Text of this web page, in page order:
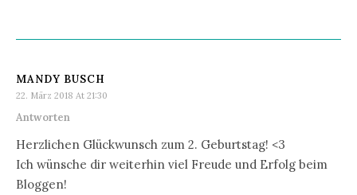
MANDY BUSCH
22. März 2018 At 21:30
Antworten
Herzlichen Glückwunsch zum 2. Geburtstag! <3
Ich wünsche dir weiterhin viel Freude und Erfolg beim
Bloggen!